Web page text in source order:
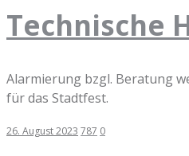
Technische
Alarmierung bzgl. Beratung
für das Stadtfest.
26. August 2023 787 0